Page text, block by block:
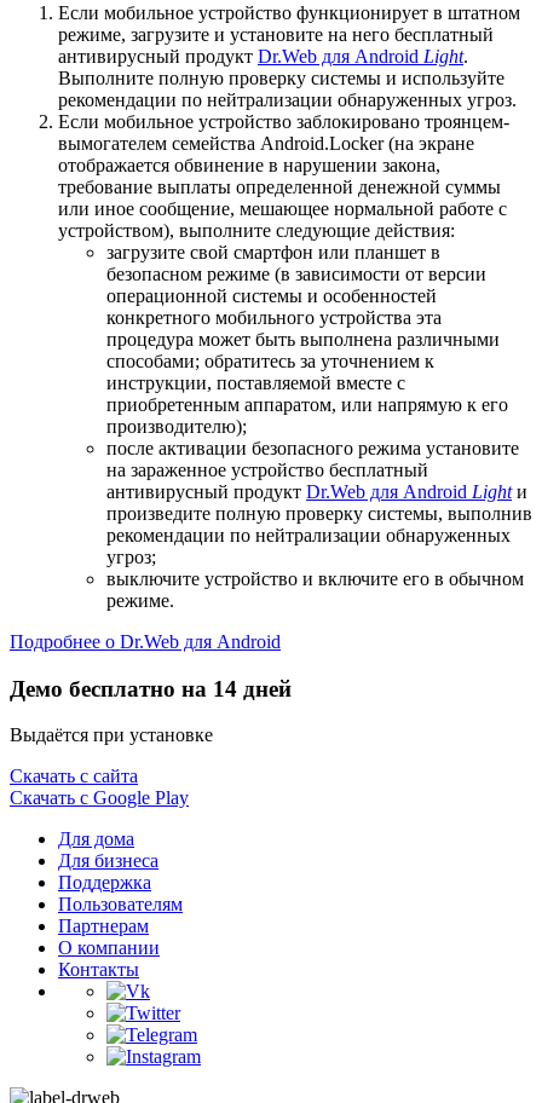
Если мобильное устройство функционирует в штатном
режиме, загрузите и установите на него бесплатный
антивирусный продукт Dr.Web для Android Light.
Выполните полную проверку системы и используйте
рекомендации по нейтрализации обнаруженных угроз.
Если мобильное устройство заблокировано троянцем-
вымогателем семейства Android.Locker (на экране
отображается обвинение в нарушении закона,
требование выплаты определенной денежной суммы
или иное сообщение, мешающее нормальной работе с
устройством), выполните следующие действия:
загрузите свой смартфон или планшет в
безопасном режиме (в зависимости от версии
операционной системы и особенностей
конкретного мобильного устройства эта
процедура может быть выполнена различными
способами; обратитесь за уточнением к
инструкции, поставляемой вместе с
приобретенным аппаратом, или напрямую к его
производителю);
после активации безопасного режима установите
на зараженное устройство бесплатный
антивирусный продукт Dr.Web для Android Lightи
произведите полную проверку системы, выполнив
рекомендации по нейтрализации обнаруженных
угроз;
выключите устройство и включите его в обычном
режиме.
Подробнее о Dr.Web для Android
Демо бесплатно на 14 дней
Выдаётся при установке
Скачать с сайта
Скачать с Google Play
Для дома
Для бизнеса
Поддержка
Пользователям
Партнерам
О компании
Контакты